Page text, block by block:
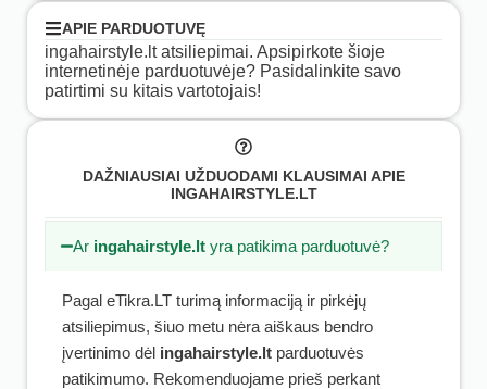
APIE PARDUOTUVĘ
ingahairstyle.lt atsiliepimai. Apsipirkote šioje
internetinėje parduotuvėje? Pasidalinkite savo
patirtimi su kitais vartotojais!
DAŽNIAUSIAI UŽDUODAMI KLAUSIMAI APIE
INGAHAIRSTYLE.LT
Ar ingahairstyle.lt yra patikima parduotuvė?
Pagal eTikra.LT turimą informaciją ir pirkėjų
atsiliepimus, šiuo metu nėra aiškaus bendro
įvertinimo dėl ingahairstyle.lt parduotuvės
patikimumo. Rekomenduojame prieš perkant